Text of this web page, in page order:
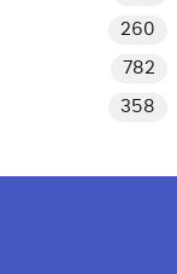
260
782
358